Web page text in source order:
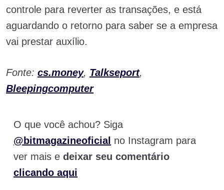
controle para reverter as transações, e está
aguardando o retorno para saber se a empresa
vai prestar auxílio.
Fonte: cs.money, Talkseport,
Bleepingcomputer
O que você achou? Siga
@bitmagazineoficial no Instagram para
ver mais e deixar seu comentário
clicando aqui